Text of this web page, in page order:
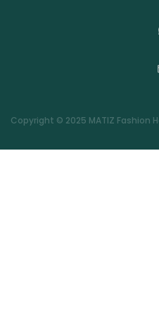
Copyright © 2025 MATIZ Fashion